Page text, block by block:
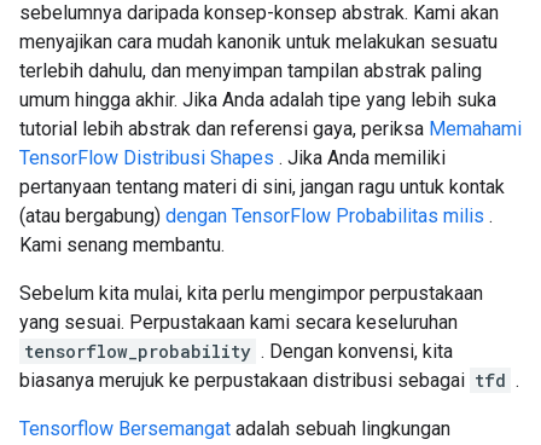
sebelumnya daripada konsep-konsep abstrak. Kami akan
menyajikan cara mudah kanonik untuk melakukan sesuatu
terlebih dahulu, dan menyimpan tampilan abstrak paling
umum hingga akhir. Jika Anda adalah tipe yang lebih suka
tutorial lebih abstrak dan referensi gaya, periksa Memahami
TensorFlow Distribusi Shapes . Jika Anda memiliki
pertanyaan tentang materi di sini, jangan ragu untuk kontak
(atau bergabung) dengan TensorFlow Probabilitas milis .
Kami senang membantu.
Sebelum kita mulai, kita perlu mengimpor perpustakaan
yang sesuai. Perpustakaan kami secara keseluruhan
tensorflow_probability . Dengan konvensi, kita
biasanya merujuk ke perpustakaan distribusi sebagai tfd .
Tensorflow Bersemangat adalah sebuah lingkungan